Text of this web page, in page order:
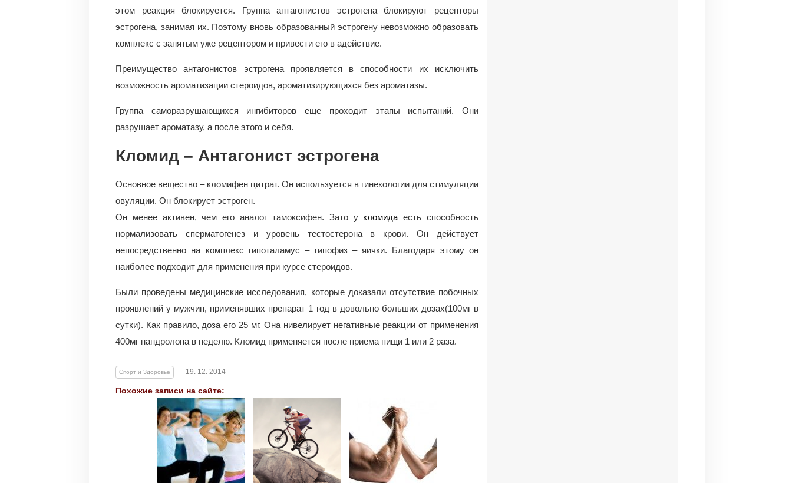
этом реакция блокируется. Группа антагонистов эстрогена блокируют рецепторы
эстрогена, занимая их. Поэтому вновь образованный эстрогену невозможно образовать
комплекс с занятым уже рецептором и привести его в адействие.
Преимущество антагонистов эстрогена проявляется в способности их исключить
возможность ароматизации стероидов, ароматизирующихся без ароматазы.
Группа саморазрушающихся ингибиторов еще проходит этапы испытаний. Они
разрушает ароматазу, а после этого и себя.
Кломид – Антагонист эстрогена
Основное вещество – кломифен цитрат. Он используется в гинекологии для стимуляции
овуляции. Он блокирует эстроген.
Он менее активен, чем его аналог тамоксифен. Зато у кломида есть способность
нормализовать сперматогенез и уровень тестостерона в крови. Он действует
непосредственно на комплекс гипоталамус – гипофиз – яички. Благодаря этому он
наиболее подходит для применения при курсе стероидов.
Были проведены медицинские исследования, которые доказали отсутствие побочных
проявлений у мужчин, применявших препарат 1 год в довольно больших дозах(100мг в
сутки). Как правило, доза его 25 мг. Она нивелирует негативные реакции от применения
400мг нандролона в неделю. Кломид применяется после приема пищи 1 или 2 раза.
Спорт и Здоровье — 19. 12. 2014
Похожие записи на сайте: